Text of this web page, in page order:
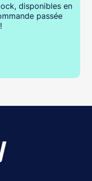
disponibles en
passée